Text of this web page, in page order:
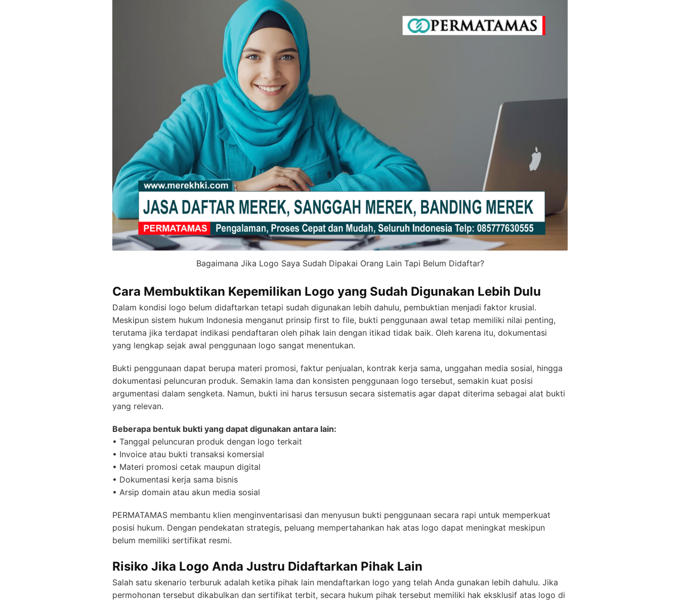
Bagaimana Jika Logo Saya Sudah Dipakai Orang Lain Tapi Belum Didaftar?
Cara Membuktikan Kepemilikan Logo yang Sudah Digunakan Lebih Dulu
Dalam kondisi logo belum didaftarkan tetapi sudah digunakan lebih dahulu, pembuktian menjadi faktor krusial.
Meskipun sistem hukum Indonesia menganut prinsip first to file, bukti penggunaan awal tetap memiliki nilai penting,
terutama jika terdapat indikasi pendaftaran oleh pihak lain dengan itikad tidak baik. Oleh karena itu, dokumentasi
yang lengkap sejak awal penggunaan logo sangat menentukan.
Bukti penggunaan dapat berupa materi promosi, faktur penjualan, kontrak kerja sama, unggahan media sosial, hingga
dokumentasi peluncuran produk. Semakin lama dan konsisten penggunaan logo tersebut, semakin kuat posisi
argumentasi dalam sengketa. Namun, bukti ini harus tersusun secara sistematis agar dapat diterima sebagai alat bukti
yang relevan.
Beberapa bentuk bukti yang dapat digunakan antara lain:
• Tanggal peluncuran produk dengan logo terkait
• Invoice atau bukti transaksi komersial
• Materi promosi cetak maupun digital
• Dokumentasi kerja sama bisnis
• Arsip domain atau akun media sosial
PERMATAMAS membantu klien menginventarisasi dan menyusun bukti penggunaan secara rapi untuk memperkuat
posisi hukum. Dengan pendekatan strategis, peluang mempertahankan hak atas logo dapat meningkat meskipun
belum memiliki sertifikat resmi.
Risiko Jika Logo Anda Justru Didaftarkan Pihak Lain
Salah satu skenario terburuk adalah ketika pihak lain mendaftarkan logo yang telah Anda gunakan lebih dahulu. Jika
permohonan tersebut dikabulkan dan sertifikat terbit, secara hukum pihak tersebut memiliki hak eksklusif atas logo di